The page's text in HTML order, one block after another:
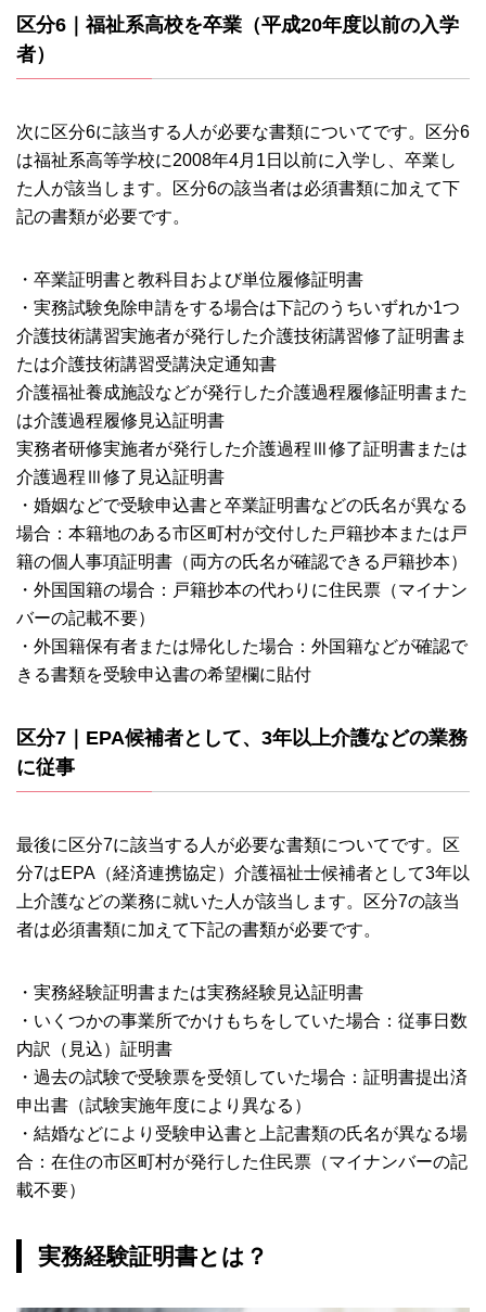
区分6｜福祉系高校を卒業（平成20年度以前の入学
者）
次に区分6に該当する人が必要な書類についてです。区分6
は福祉系高等学校に2008年4月1日以前に入学し、卒業し
た人が該当します。区分6の該当者は必須書類に加えて下
記の書類が必要です。
・卒業証明書と教科目および単位履修証明書
・実務試験免除申請をする場合は下記のうちいずれか1つ
介護技術講習実施者が発行した介護技術講習修了証明書ま
たは介護技術講習受講決定通知書
介護福祉養成施設などが発行した介護過程履修証明書また
は介護過程履修見込証明書
実務者研修実施者が発行した介護過程Ⅲ修了証明書または
介護過程Ⅲ修了見込証明書
・婚姻などで受験申込書と卒業証明書などの氏名が異なる
場合：本籍地のある市区町村が交付した戸籍抄本または戸
籍の個人事項証明書（両方の氏名が確認できる戸籍抄本）
・外国国籍の場合：戸籍抄本の代わりに住民票（マイナン
バーの記載不要）
・外国籍保有者または帰化した場合：外国籍などが確認で
きる書類を受験申込書の希望欄に貼付
区分7｜EPA候補者として、3年以上介護などの業務
に従事
最後に区分7に該当する人が必要な書類についてです。区
分7はEPA（経済連携協定）介護福祉士候補者として3年以
上介護などの業務に就いた人が該当します。区分7の該当
者は必須書類に加えて下記の書類が必要です。
・実務経験証明書または実務経験見込証明書
・いくつかの事業所でかけもちをしていた場合：従事日数
内訳（見込）証明書
・過去の試験で受験票を受領していた場合：証明書提出済
申出書（試験実施年度により異なる）
・結婚などにより受験申込書と上記書類の氏名が異なる場
合：在住の市区町村が発行した住民票（マイナンバーの記
載不要）
実務経験証明書とは？